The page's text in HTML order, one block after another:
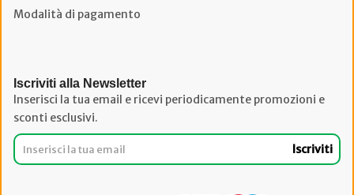
Modalità di pagamento
Iscriviti alla Newsletter
Inserisci la tua email e ricevi periodicamente promozioni e
sconti esclusivi.
Iscriviti